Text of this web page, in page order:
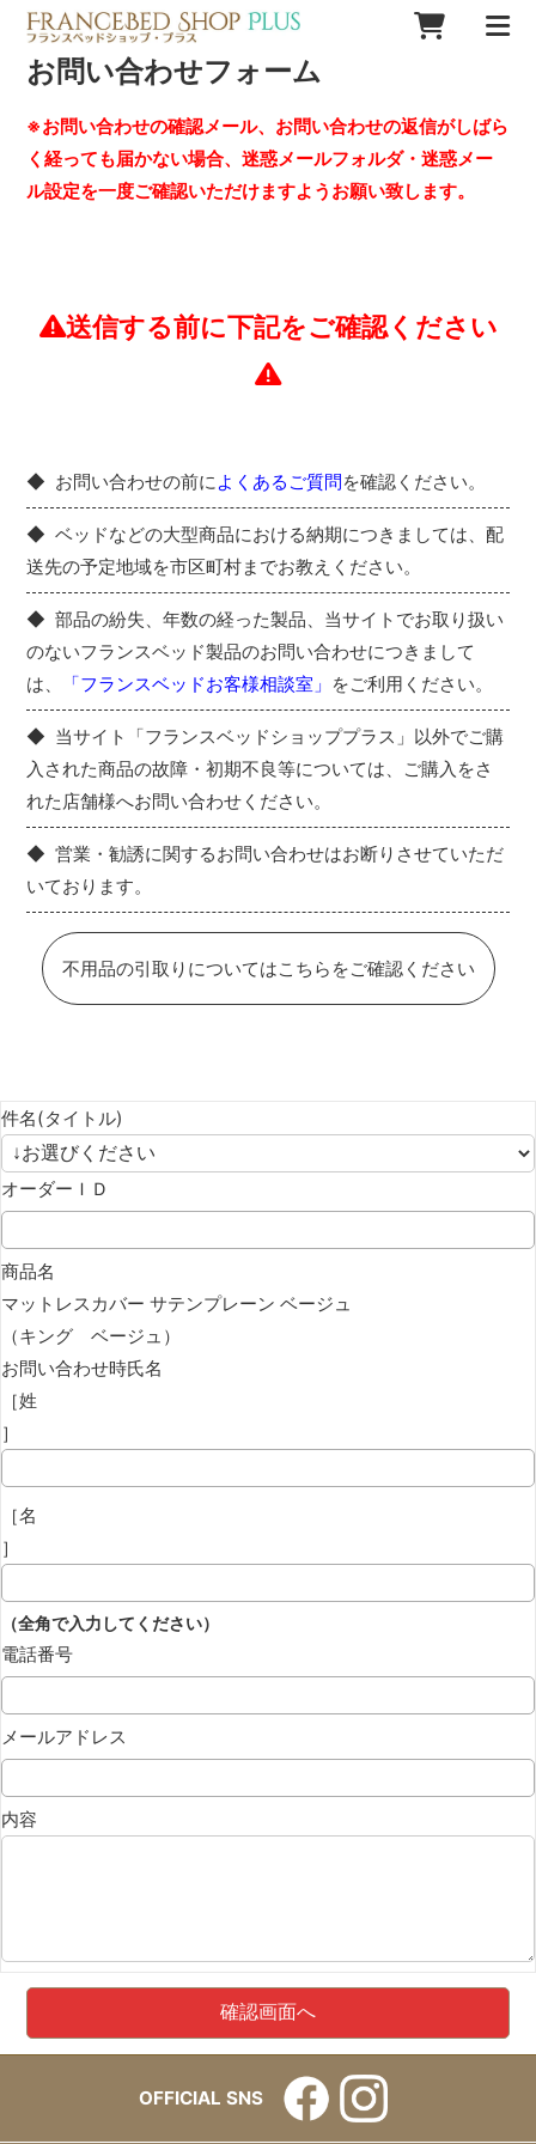
お問い合わせフォーム
※お問い合わせの確認メール、お問い合わせの返信がしばら
く経っても届かない場合、迷惑メールフォルダ・迷惑メー
ル設定を一度ご確認いただけますようお願い致します。
送信する前に下記をご確認ください
お問い合わせの前に よくあるご質問を確認ください。
ベッドなどの大型商品における納期につきましては、配
送先の予定地域を市区町村までお教えください。
部品の紛失、年数の経った製品、当サイトでお取り扱い
のないフランスベッド製品のお問い合わせにつきまして
は、
「フランスベッドお客様相談室」 をご利用ください。
当サイト「フランスベッドショッププラス」以外でご購
入された商品の故障・初期不良等については、ご購入をさ
れた店舗様へお問い合わせください。
営業・勧誘に関するお問い合わせはお断りさせていただ
いております。
不用品の引取りについてはこちらをご確認ください
件名(タイトル)
オーダーＩＤ
商品名
マットレスカバー サテンプレーン ベージュ
（キング ベージュ）
お問い合わせ時氏名
［姓
］
［名
］
（全角で入力してください）
電話番号
メールアドレス
内容
OFFICIAL SNS